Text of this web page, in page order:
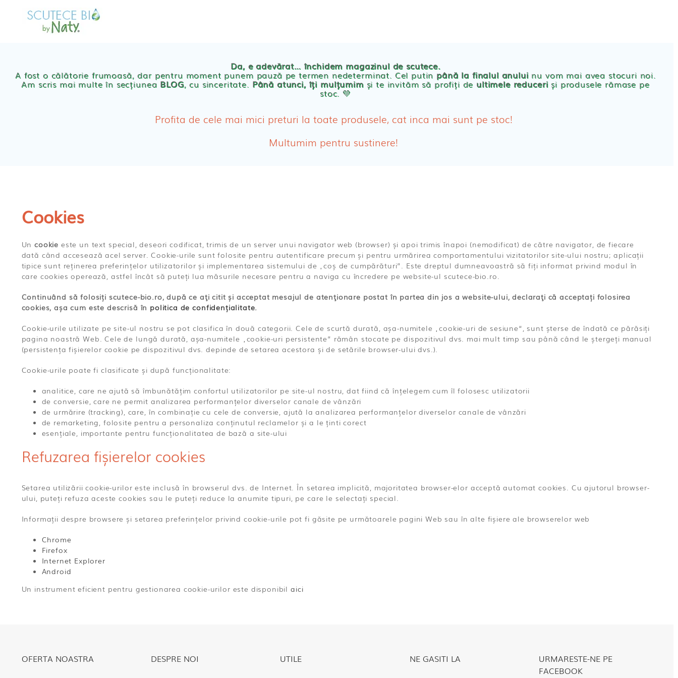
Chilotei eco Naty
Servetele umede ecologice
Absorbante
Absorbante Post-Natale
Absorbante Incontinenta Urinara
Da, e adevărat… închidem magazinul de scutece.
A fost o călătorie frumoasă, dar pentru moment punem pauză pe termen nedeterminat. Cel putin până la finalul anuluinu vom mai avea stocuri noi.
Am scris mai multe în secțiunea BLOG, cu sinceritate. Până atunci, îți mulțumimși te invităm să profiți de ultimele reduceriși produsele rămase pe
stoc. 💛
Profita de cele mai mici preturi la toate produsele, cat inca mai sunt pe stoc!
Multumim pentru sustinere!
Cookies
Uncookie este un text special, deseori codificat, trimis de un server unui navigator web (browser) și apoi trimis înapoi (nemodificat) de către navigator, de fiecare
dată când accesează acel server. Cookie-urile sunt folosite pentru autentificare precum și pentru urmărirea comportamentului vizitatorilor site-ului nostru; aplicații
tipice sunt reținerea preferințelor utilizatorilor și implementarea sistemului de „coș de cumpărături”. Este dreptul dumneavoastră să fiți informat privind modul în
care cookies operează, astfel încât să puteți lua măsurile necesare pentru a naviga cu încredere pe website-ul scutece-bio.ro.
Continuând să folosiți scutece-bio.ro, după ce aţi citit și acceptat mesajul de atenţionare postat în partea din jos a website-ului, declaraţi că acceptați folosirea
cookies, așa cum este descrisă în politica de confidențialitate.
Cookie-urile utilizate pe site-ul nostru se pot clasifica în două categorii. Cele de scurtă durată, așa-numitele „cookie-uri de sesiune“, sunt șterse de îndată ce părăsiți
pagina noastră Web. Cele de lungă durată, așa-numitele „cookie-uri persistente” rămân stocate pe dispozitivul dvs. mai mult timp sau până când le ștergeți manual
(persistența fișierelor cookie pe dispozitivul dvs. depinde de setarea acestora și de setările browser-ului dvs.).
Cookie-urile poate fi clasificate și după funcționalitate:
analitice, care ne ajută să îmbunătățim confortul utilizatorilor pe site-ul nostru, dat fiind că înțelegem cum îl folosesc utilizatorii
de conversie, care ne permit analizarea performanțelor diverselor canale de vânzări
de urmărire (tracking), care, în combinație cu cele de conversie, ajută la analizarea performanțelor diverselor canale de vânzări
de remarketing, folosite pentru a personaliza conținutul reclamelor și a le ținti corect
esențiale, importante pentru funcționalitatea de bază a site-ului
Refuzarea fișierelor cookies
Setarea utilizării cookie-urilor este inclusă în browserul dvs. de Internet. În setarea implicită, majoritatea browser-elor acceptă automat cookies. Cu ajutorul browser-
ului, puteți refuza aceste cookies sau le puteți reduce la anumite tipuri, pe care le selectați special.
Informații despre browsere și setarea preferințelor privind cookie-urile pot fi găsite pe următoarele pagini Web sau în alte fișiere ale browserelor web
Chrome
Firefox
Internet Explorer
Android
Un instrument eficient pentru gestionarea cookie-urilor este disponibil aici
OFERTA NOASTRA DESPRE NOI UTILE NE GASITI LA
URMARESTE-NE PE
FACEBOOK